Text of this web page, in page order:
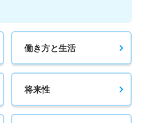
働き方と生活
将来性